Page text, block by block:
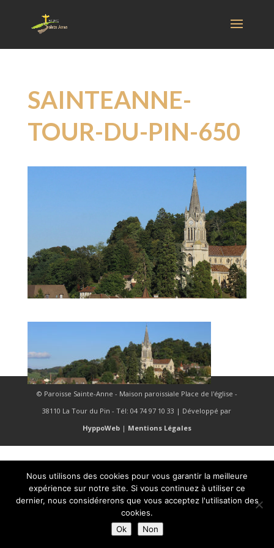
SAINTEANNE-
TOUR-DU-PIN-650
© Paroisse Sainte-Anne - Maison paroissiale Place de l'église -
38110 La Tour du Pin - Tél: 04 74 97 10 33 | Développé par
HyppoWeb| Mentions Légales
Nous utilisons des cookies pour vous garantir la meilleure
expérience sur notre site. Si vous continuez à utiliser ce
dernier, nous considérerons que vous acceptez l'utilisation des
cookies.
Ok
Non